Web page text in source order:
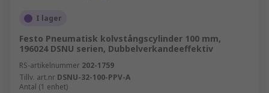
I lager
Festo Pneumatisk kolvstångscylinder 100 mm,
196024 DSNU serien, Dubbelverkandeeffektiv
RS-artikelnummer 202-1759
Tillv. art.nr DSNU-32-100-PPV-A
Antal (1 enhet)